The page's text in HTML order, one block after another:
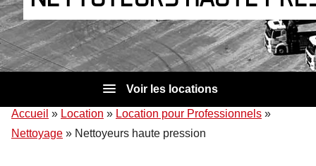
Voir les locations
Accueil » Location » Location pour Professionnels »
Nettoyage » Nettoyeurs haute pression